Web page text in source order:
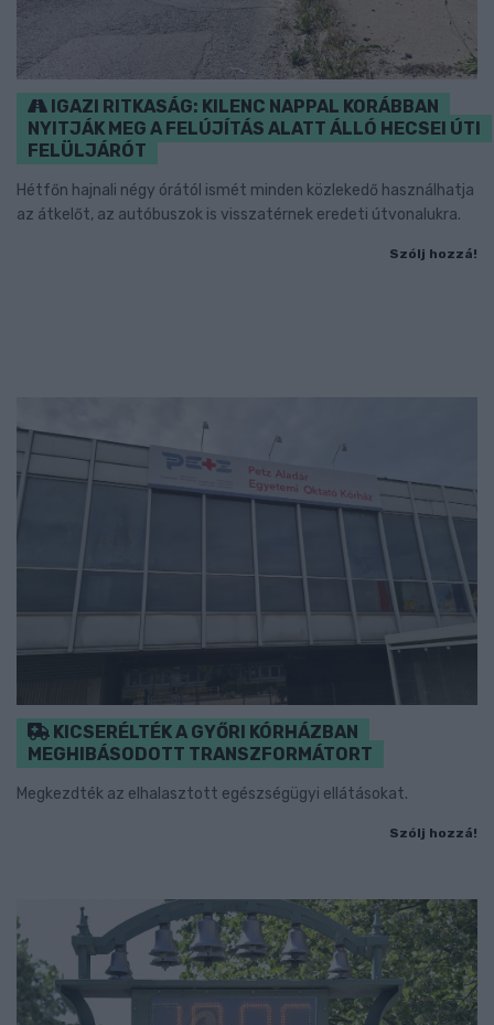
IGAZI RITKASÁG: KILENC NAPPAL KORÁBBAN
NYITJÁK MEG A FELÚJÍTÁS ALATT ÁLLÓ HECSEI ÚTI
FELÜLJÁRÓT
Hétfőn hajnali négy órától ismét minden közlekedő használhatja
az átkelőt, az autóbuszok is visszatérnek eredeti útvonalukra.
Szólj hozzá!
KICSERÉLTÉK A GYŐRI KÓRHÁZBAN
MEGHIBÁSODOTT TRANSZFORMÁTORT
Megkezdték az elhalasztott egészségügyi ellátásokat.
Szólj hozzá!